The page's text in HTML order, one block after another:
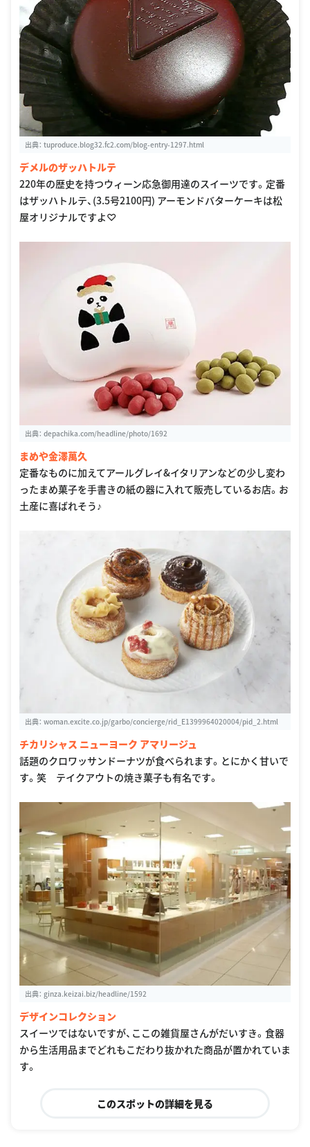
出典： tuproduce.blog32.fc2.com/blog-entry-1297.html
デメルのザッハトルテ
220年の歴史を持つウィーン応急御用達のスイーツです。定番
はザッハトルテ、(3.5号2100円) アーモンドバターケーキは松
屋オリジナルですよ♡
出典： depachika.com/headline/photo/1692
まめや金澤萬久
定番なものに加えてアールグレイ&イタリアンなどの少し変わ
ったまめ菓子を手書きの紙の器に入れて販売しているお店。お
土産に喜ばれそう♪
出典： woman.excite.co.jp/garbo/concierge/rid_E1399964020004/pid_2.html
チカリシャス ニューヨーク アマリージュ
話題のクロワッサンドーナツが食べられます。とにかく甘いで
す。笑 テイクアウトの焼き菓子も有名です。
出典： ginza.keizai.biz/headline/1592
デザインコレクション
スイーツではないですが、ここの雑貨屋さんがだいすき。食器
から生活用品までどれもこだわり抜かれた商品が置かれていま
す。
このスポットの詳細を見る